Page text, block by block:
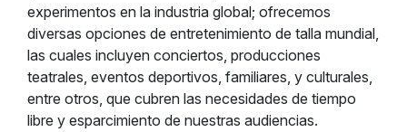
experimentos en la industria global; ofrecemos
diversas opciones de entretenimiento de talla mundial,
las cuales incluyen conciertos, producciones
teatrales, eventos deportivos, familiares, y culturales,
entre otros, que cubren las necesidades de tiempo
libre y esparcimiento de nuestras audiencias.